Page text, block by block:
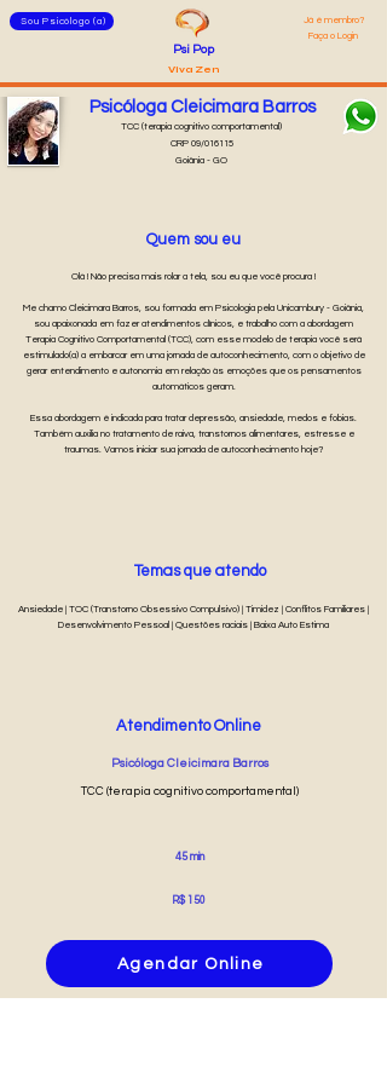
Sou Psicólogo (a)
Já é membro?
Faça o Login
Psi Pop
Viva Zen
Psicóloga Cleicimara Barros
CRP 09/016115
Goiânia - GO
TCC (terapia cognitivo comportamental)
Quem sou eu
Olá ! Não precisa mais rolar a tela, sou eu que você procura !
Me chamo Cleicimara Barros, sou formada em Psicologia pela Unicambury - Goiânia,
sou apaixonada em fazer atendimentos clínicos, e trabalho com a abordagem
Terapia Cognitivo Comportamental (TCC), com esse modelo de terapia você será
estimulado(a) a embarcar em uma jornada de autoconhecimento, com o objetivo de
gerar entendimento e autonomia em relação às emoções que os pensamentos
automáticos geram.
Essa abordagem é indicada para tratar depressão, ansiedade, medos e fobias.
Também auxilia no tratamento de raiva, transtornos alimentares, estresse e
traumas. Vamos iniciar sua jornada de autoconhecimento hoje?
Temas que atendo
Ansiedade | TOC (Transtorno Obsessivo Compulsivo) | Timidez | Conflitos Familiares |
Desenvolvimento Pessoal | Questões raciais | Baixa Auto Estima
Atendimento Online
Psicóloga Cleicimara Barros
TCC (terapia cognitivo comportamental)
45 min
R$ 150
Agendar Online